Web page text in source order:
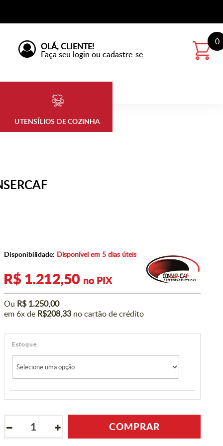
0
OLÁ, CLIENTE!
Faça seu login ou cadastre-se
UTENSÍLIOS DE COZINHA
Disponibilidade: Disponível em 5 dias úteis
R$ 1.212,50 no PIX
Ou R$ 1.250,00
em 6x de R$208,33 no cartão de crédito
Estoque